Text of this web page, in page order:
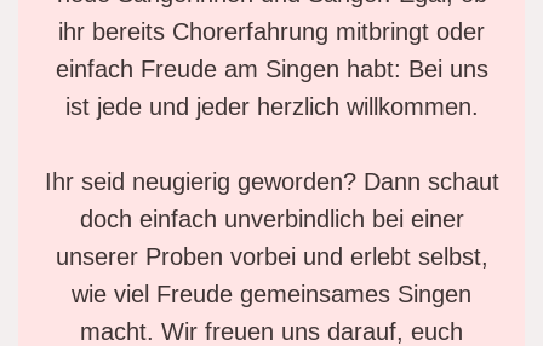
ihr bereits Chorerfahrung mitbringt oder
einfach Freude am Singen habt: Bei uns
ist jede und jeder herzlich willkommen.
Ihr seid neugierig geworden? Dann schaut
doch einfach unverbindlich bei einer
unserer Proben vorbei und erlebt selbst,
wie viel Freude gemeinsames Singen
macht. Wir freuen uns darauf, euch